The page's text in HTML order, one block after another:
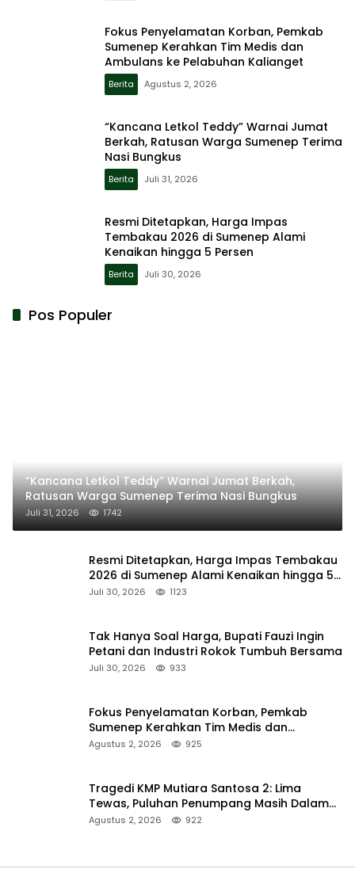
Fokus Penyelamatan Korban, Pemkab
Sumenep Kerahkan Tim Medis dan
Ambulans ke Pelabuhan Kalianget
Berita Agustus 2, 2026
“Kancana Letkol Teddy” Warnai Jumat
Berkah, Ratusan Warga Sumenep Terima
Nasi Bungkus
Berita Juli 31, 2026
Resmi Ditetapkan, Harga Impas
Tembakau 2026 di Sumenep Alami
Kenaikan hingga 5 Persen
Berita Juli 30, 2026
Pos Populer
“Kancana Letkol Teddy” Warnai Jumat Berkah,
Ratusan Warga Sumenep Terima Nasi Bungkus
Juli 31, 2026 1742
Resmi Ditetapkan, Harga Impas Tembakau
2026 di Sumenep Alami Kenaikan hingga 5
Persen
Juli 30, 2026 1123
Tak Hanya Soal Harga, Bupati Fauzi Ingin
Petani dan Industri Rokok Tumbuh Bersama
Juli 30, 2026 933
Fokus Penyelamatan Korban, Pemkab
Sumenep Kerahkan Tim Medis dan
Ambulans ke Pelabuhan Kalianget
Agustus 2, 2026 925
Tragedi KMP Mutiara Santosa 2: Lima
Tewas, Puluhan Penumpang Masih Dalam
Pencarian
Agustus 2, 2026 922